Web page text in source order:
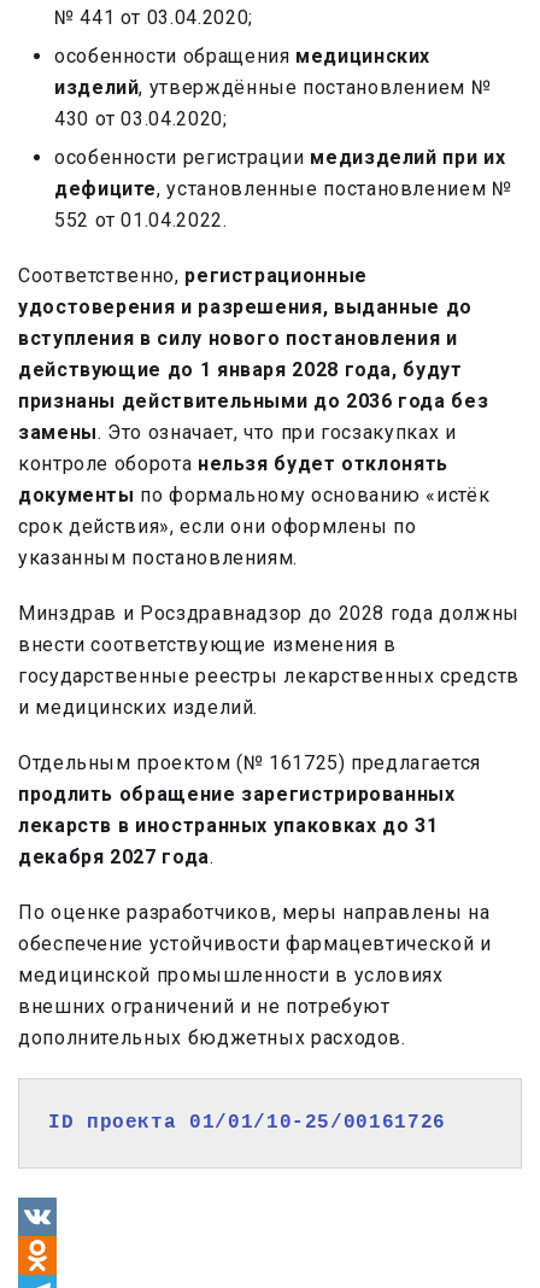
№ 441 от 03.04.2020;
особенности обращения медицинских
изделий, утверждённые постановлением №
430 от 03.04.2020;
особенности регистрации медизделий при их
дефиците, установленные постановлением №
552 от 01.04.2022.
Соответственно, регистрационные
удостоверения и разрешения, выданные до
вступления в силу нового постановления и
действующие до 1 января 2028 года, будут
признаны действительными до 2036 года без
замены. Это означает, что при госзакупках и
контроле оборота нельзя будет отклонять
документы по формальному основанию «истёк
срок действия», если они оформлены по
указанным постановлениям.
Минздрав и Росздравнадзор до 2028 года должны
внести соответствующие изменения в
государственные реестры лекарственных средств
и медицинских изделий.
Отдельным проектом (№ 161725) предлагается
продлить обращение зарегистрированных
лекарств в иностранных упаковках до 31
декабря 2027 года.
По оценке разработчиков, меры направлены на
обеспечение устойчивости фармацевтической и
медицинской промышленности в условиях
внешних ограничений и не потребуют
дополнительных бюджетных расходов.
ID проекта 01/01/10-25/00161726
VK